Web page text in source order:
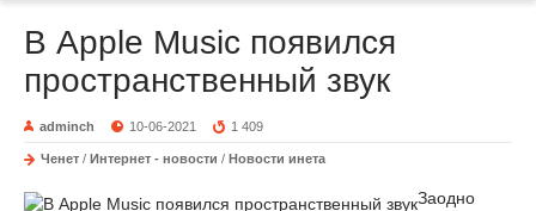
В Apple Music появился
пространственный звук
adminch 10-06-2021 1 409
Ченет / Интернет - новости / Новости инета
Заодно